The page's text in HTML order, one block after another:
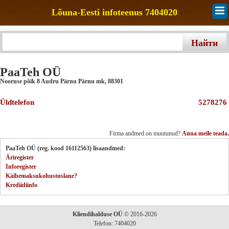
Lõuna-Eesti infoteenus 7404020
PaaTeh OÜ
Nooruse põik 8 Audru Pärnu Pärnu mk, 88301
Üldtelefon 5278276
Firma andmed on muutunud? Anna meile teada.
PaaTeh OÜ (reg. kood 16112563) lisaandmed:
Äriregister
Inforegister
Käibemaksukohustuslane?
Krediidiinfo
Kliendihalduse OÜ© 2016-2026
Telefon: 7404020